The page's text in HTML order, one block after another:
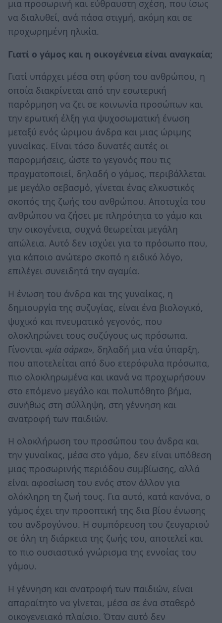
μια προσωρινή και εύθραυστη σχέση, που ίσως
να διαλυθεί, ανά πάσα στιγμή, ακόμη και σε
προχωρημένη ηλικία.
Γιατί ο γάμος και η οικογένεια είναι αναγκαία;
Γιατί υπάρχει μέσα στη φύση του ανθρώπου, η
οποία διακρίνεται από την εσωτερική
παρόρμηση να ζει σε κοινωνία προσώπων και
την ερωτική έλξη για ψυχοσωματική ένωση
μεταξύ ενός ώριμου άνδρα και μιας ώριμης
γυναίκας. Είναι τόσο δυνατές αυτές οι
παρορμήσεις, ώστε το γεγονός που τις
πραγματοποιεί, δηλαδή ο γάμος, περιβάλλεται
με μεγάλο σεβασμό, γίνεται ένας ελκυστικός
σκοπός της ζωής του ανθρώπου. Αποτυχία του
ανθρώπου να ζήσει με πληρότητα το γάμο και
την οικογένεια, συχνά θεωρείται μεγάλη
απώλεια. Αυτό δεν ισχύει για το πρόσωπο που,
για κάποιο ανώτερο σκοπό η ειδικό λόγο,
επιλέγει συνειδητά την αγαμία.
Η ένωση του άνδρα και της γυναίκας, η
δημιουργία της συζυγίας, είναι ένα βιολογικό,
ψυχικό και πνευματικό γεγονός, που
ολοκληρώνει τους συζύγους ως πρόσωπα.
Γίνονται «μία σάρκα», δηλαδή μια νέα ύπαρξη,
που αποτελείται από δυο ετερόφυλα πρόσωπα,
πιο ολοκληρωμένα και ικανά να προχωρήσουν
στο επόμενο μεγάλο και πολυπόθητο βήμα,
συνήθως στη σύλληψη, στη γέννηση και
ανατροφή των παιδιών.
Η ολοκλήρωση του προσώπου του άνδρα και
την γυναίκας, μέσα στο γάμο, δεν είναι υπόθεση
μιας προσωρινής περιόδου συμβίωσης, αλλά
είναι αφοσίωση του ενός στον άλλον για
ολόκληρη τη ζωή τους. Για αυτό, κατά κανόνα, ο
γάμος έχει την προοπτική της δια βίου ένωσης
του ανδρογύνου. Η συμπόρευση του ζευγαριού
σε όλη τη διάρκεια της ζωής του, αποτελεί και
το πιο ουσιαστικό γνώρισμα της εννοίας του
γάμου.
Η γέννηση και ανατροφή των παιδιών, είναι
απαραίτητο να γίνεται, μέσα σε ένα σταθερό
οικογενειακό πλαίσιο. Όταν αυτό δεν